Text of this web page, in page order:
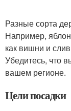
Разные сорта
Например,
как вишни и
Убедитесь, что
вашем регионе.
Цели посадки